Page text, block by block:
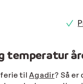
temperatur
ferie tilAgadir? Så